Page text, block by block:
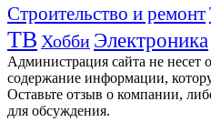
Строительство и ремонт
ТВ Хобби Электроника
Администрация сайта не несет
содержание информации,
Оставьте отзыв о компании,
для обсуждения.